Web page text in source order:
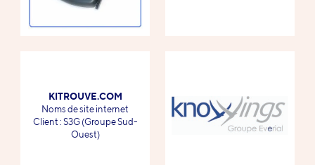
KITROUVE.COM
-
Noms de site internet
-
Client : S3G (Groupe Sud-
Ouest)